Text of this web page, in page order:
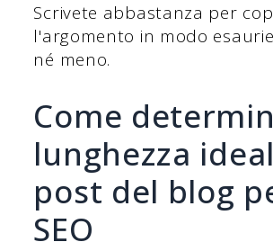
Scrivete abbastanza per
l'argomento in modo
né meno.
Come
lunghezza
post del blog
SEO